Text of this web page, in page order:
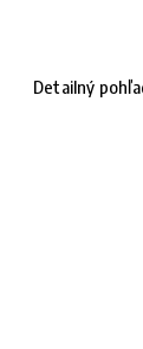
Detailný